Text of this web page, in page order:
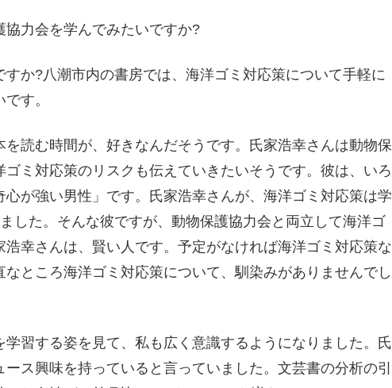
力会を学んでみたいですか?
か?八潮市内の書房では、海洋ゴミ対応策について手軽に
す。
読む時間が、好きなんだそうです。氏家浩幸さんは動物保
ミ対応策のリスクも伝えていきたいそうです。彼は、いろ
が強い男性」です。氏家浩幸さんが、海洋ゴミ対応策は学
した。そんな彼ですが、動物保護協力会と両立して海洋ゴ
幸さんは、賢い人です。予定がなければ海洋ゴミ対応策な
ところ海洋ゴミ対応策について、馴染みがありませんでし
習する姿を見て、私も広く意識するようになりました。氏
ス興味を持っていると言っていました。文芸書の分析の引